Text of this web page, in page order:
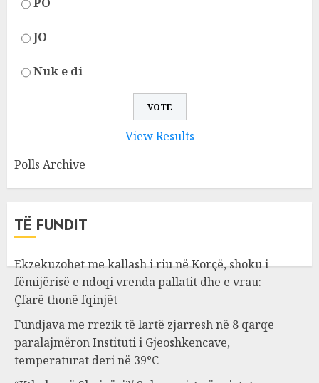
JO
Nuk e di
View Results
Polls Archive
TË FUNDIT
Ekzekuzohet me kallash i riu në Korçë, shoku i
fëmijërisë e ndoqi vrenda pallatit dhe e vrau:
Çfarë thonë fqinjët
Fundjava me rrezik të lartë zjarresh në 8 qarqe
paralajmëron Instituti i Gjeoshkencave,
temperaturat deri në 39°C